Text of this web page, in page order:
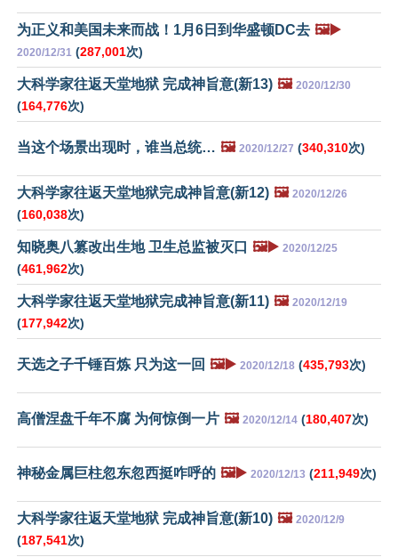
为正义和美国未来而战！1月6日到华盛顿DC去 🖼️▶️
2020/12/31 (287,001次)
大科学家往返天堂地狱 完成神旨意(新13) 🖼️ 2020/12/30
(164,776次)
当这个场景出现时，谁当总统… 🖼️ 2020/12/27 (340,310次)
大科学家往返天堂地狱完成神旨意(新12) 🖼️ 2020/12/26
(160,038次)
知晓奥八篡改出生地 卫生总监被灭口 🖼️▶️ 2020/12/25
(461,962次)
大科学家往返天堂地狱完成神旨意(新11) 🖼️ 2020/12/19
(177,942次)
天选之子千锤百炼 只为这一回 🖼️▶️ 2020/12/18 (435,793次)
高僧涅盘千年不腐 为何惊倒一片 🖼️ 2020/12/14 (180,407次)
神秘金属巨柱忽东忽西挺咋呼的 🖼️▶️ 2020/12/13 (211,949次)
大科学家往返天堂地狱 完成神旨意(新10) 🖼️ 2020/12/9
(187,541次)